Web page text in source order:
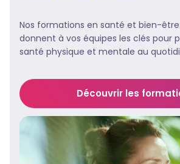
Nos formations en santé et bien-
donnent à vos équipes les clés pour
santé physique et mentale au
Découvrir les